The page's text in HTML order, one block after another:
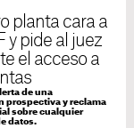
planta cara a
y pide al juez
el acceso a
de una
prospectiva y reclama
sobre cualquier
datos.